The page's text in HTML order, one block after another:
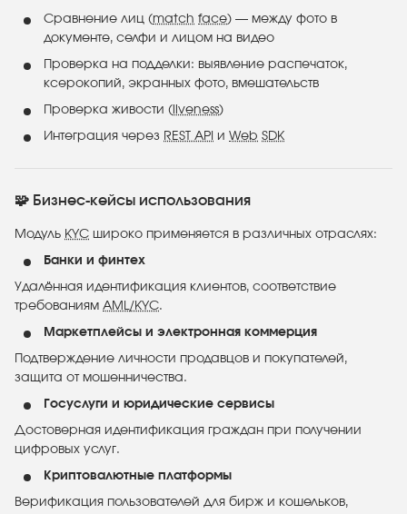
Сравнение лиц (match face) — между фото в
документе, селфи и лицом на видео
Проверка на подделки: выявление распечаток,
ксерокопий, экранных фото, вмешательств
Проверка живости ( liveness)
Интеграция через REST API и Web SDK
🧩 Бизнес-кейсы использования
Модуль KYC широко применяется в различных отраслях:
Банки и финтех
Удалённая идентификация клиентов, соответствие
требованиям AML/KYC.
Маркетплейсы и электронная коммерция
Подтверждение личности продавцов и покупателей,
защита от мошенничества.
Госуслуги и юридические сервисы
Достоверная идентификация граждан при получении
цифровых услуг.
Криптовалютные платформы
Верификация пользователей для бирж и кошельков,